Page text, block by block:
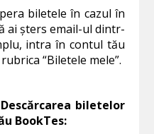
biletele în cazul în
ai șters email-ul dintr-
intra în contul tău
“Biletele mele”.
biletelor
BookTes: